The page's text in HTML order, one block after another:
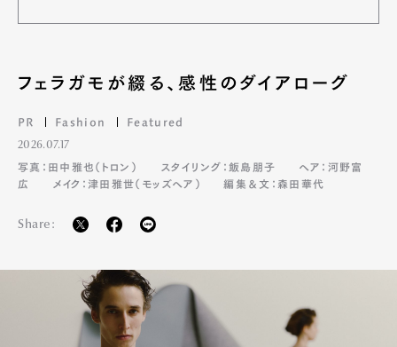
フェラガモが綴る、感性のダイアローグ
PR Fashion Featured
2026.07.17
写真：田中雅也（トロン）
スタイリング：飯島朋子
ヘア：河野富
広
メイク：津田雅世（モッズヘア） 編集＆文：森田華代
Share: